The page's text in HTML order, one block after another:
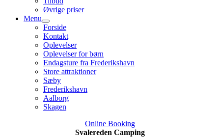
Øvrige priser
Menu
Forside
Kontakt
Oplevelser
Oplevelser for børn
Endagsture fra Frederikshavn
Store attraktioner
Sæby
Frederikshavn
Aalborg
Skagen
Online Booking
Svalereden Camping